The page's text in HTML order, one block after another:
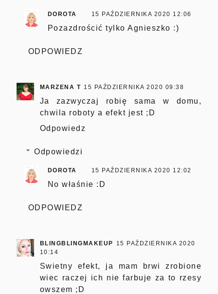
DOROTA 15 PAŹDZIERNIKA 2020 12:06
Pozazdrościć tylko Agnieszko :)
ODPOWIEDZ
MARZENA T 15 PAŹDZIERNIKA 2020 09:38
Ja zazwyczaj robię sama w domu,
chwila roboty a efekt jest ;D
Odpowiedz
Odpowiedzi
DOROTA 15 PAŹDZIERNIKA 2020 12:02
No właśnie :D
ODPOWIEDZ
BLINGBLINGMAKEUP
15 PAŹDZIERNIKA 2020
10:14
Swietny efekt, ja mam brwi zrobione
wiec raczej ich nie farbuje za to rzesy
owszem ;D